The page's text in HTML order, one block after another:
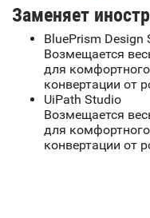
Заменяет
BluePrism Design
Возмещается
для
конвертации от
UiPath Studio
Возмещается
для
конвертации от